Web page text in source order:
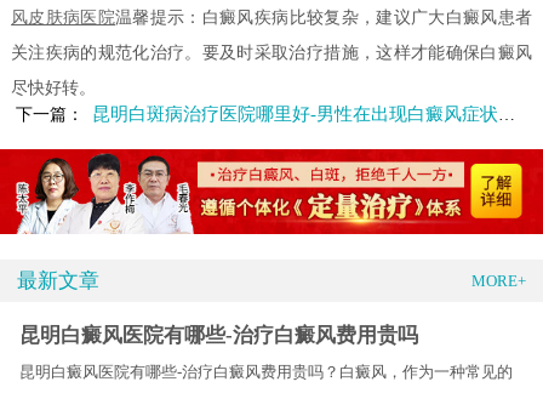
风皮肤病医院温馨提示：白癜风疾病比较复杂，建议广大白癜风患者
关注疾病的规范化治疗。要及时采取治疗措施，这样才能确保白癜风
尽快好转。
下一篇：
昆明白斑病治疗医院哪里好-男性在出现白癜风症状后要怎么治疗呢
最新文章 MORE+
昆明白癜风医院有哪些-治疗白癜风费用贵吗
昆明白癜风医院有哪些-治疗白癜风费用贵吗？白癜风，作为一种常见的